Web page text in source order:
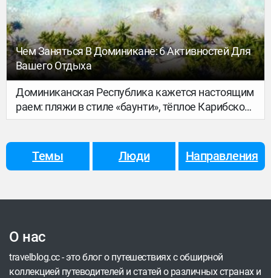
Варшаве в оставшиеся осенние дни, чтобы
прочувствовать ее уникальный осенний
колорит.
Чем Заняться В Доминикане: 6 Активностей Для
Вашего Отдыха
Доминиканская Республика кажется настоящим
раем: пляжи в стиле «баунти», тёплое Карибское
море, леса изумрудных оттенков, необычные
рассказываем, чем можно заняться в этой
стране помимо бесконечных солнечных ванн и
Темы Люди Направления
О нас
travelblog.cc - это блог о путешествиях с обширной
коллекцией путеводителей и статей о различных странах и